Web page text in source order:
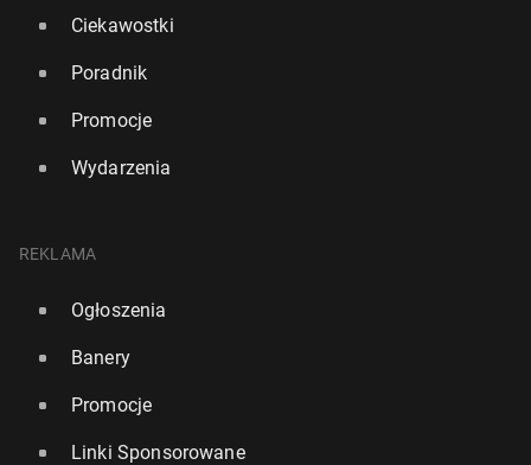
Ciekawostki
Poradnik
Promocje
Wydarzenia
REKLAMA
Ogłoszenia
Banery
Promocje
Linki Sponsorowane